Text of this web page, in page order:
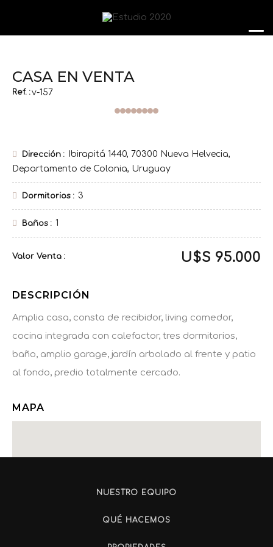
CASA EN VENTA
Ref. :v-157
Dirección
Ibirapitá 1440, 70300 Nueva Helvecia,
Departamento de Colonia, Uruguay
Dormitorios 3
Baños 1
Venta U$S 95.000
DESCRIPCIÓN
Amplia casa, consta de recibidor, living comedor,
cocina integrada con calefactor, tres dormitorios,
baño, amplio garage, jardín arbolado al frente y patio
al fondo, predio totalmente cercado.
MAPA
NUESTRO EQUIPO
QUÉ HACEMOS